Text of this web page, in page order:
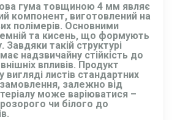
гума товщиною 4 мм являє
компонент, виготовлений на
полімерів. Основними
та кисень, що формують
Завдяки такій структурі
надзвичайну стійкість до
впливів. Продукт
вигляді листів стандартних
замовлення, залежно від
може варіюватися –
чи білого до